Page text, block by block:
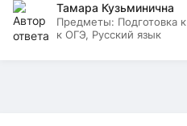
Тамара Кузьминична
Предметы: Подготовка
к ОГЭ, Русский язык